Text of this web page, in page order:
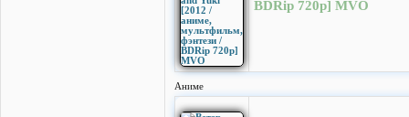
BDRip 720p] MVO
Аниме